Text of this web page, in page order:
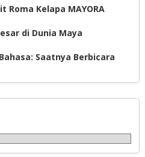
Kelapa MAYORA
di Dunia Maya
Saatnya Berbicara